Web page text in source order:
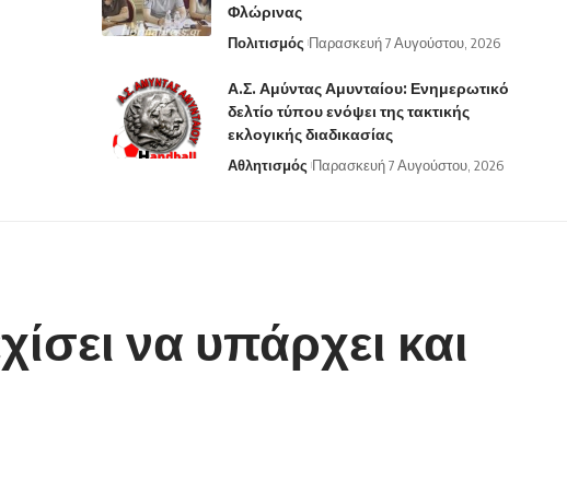
Φλώρινας
Πολιτισμός Παρασκευή 7 Αυγούστου, 2026
Α.Σ. Αμύντας Αμυνταίου: Ενημερωτικό
δελτίο τύπου ενόψει της τακτικής
εκλογικής διαδικασίας
Αθλητισμός Παρασκευή 7 Αυγούστου, 2026
να υπάρχει και